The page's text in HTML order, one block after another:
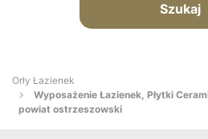
Szukaj
Orły Łazienek
Wyposażenie Łazienek, Płytki
powiat ostrzeszowski